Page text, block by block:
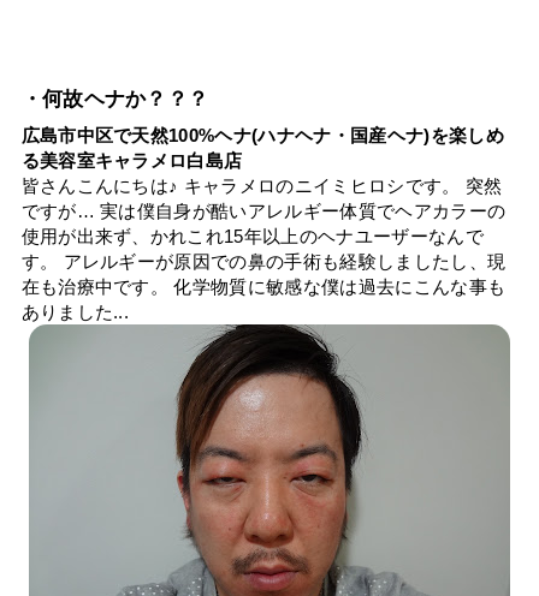
・何故ヘナか？？？
広島市中区で天然100%ヘナ(ハナヘナ・国産ヘナ)を楽しめ
る美容室キャラメロ白島店
皆さんこんにちは♪ キャラメロのニイミヒロシです。 突然
ですが… 実は僕自身が酷いアレルギー体質でヘアカラーの
使用が出来ず、かれこれ15年以上のヘナユーザーなんで
す。 アレルギーが原因での鼻の手術も経験しましたし、現
在も治療中です。 化学物質に敏感な僕は過去にこんな事も
ありました...